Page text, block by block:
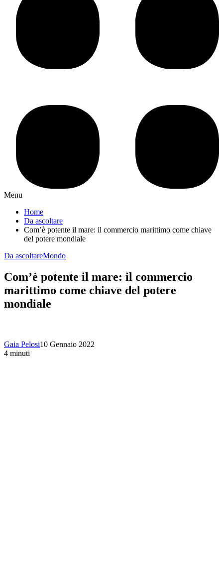
Menu
Home
Da ascoltare
Com’è potente il mare: il commercio marittimo come chiave
del potere mondiale
Da ascoltareMondo
Com’è potente il mare: il commercio
marittimo come chiave del potere
mondiale
Gaia Pelosi10 Gennaio 2022
4 minuti